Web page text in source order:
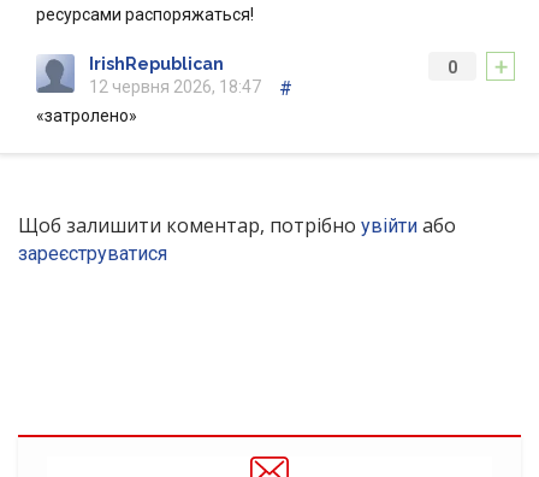
ресурсами распоряжаться!
+
0
IrishRepublican
12 червня 2026, 18:47
#
«затролено»
Щоб залишити коментар, потрібно увійти або
зареєструватися